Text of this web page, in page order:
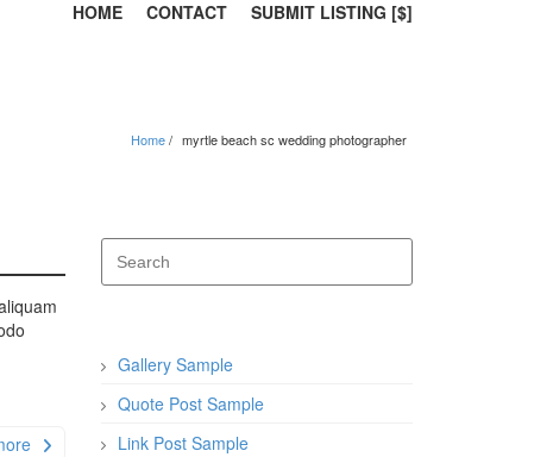
HOME CONTACT SUBMIT LISTING [$]
Home myrtle beach sc wedding photographer
Gallery Sample
Quote Post Sample
Link Post Sample